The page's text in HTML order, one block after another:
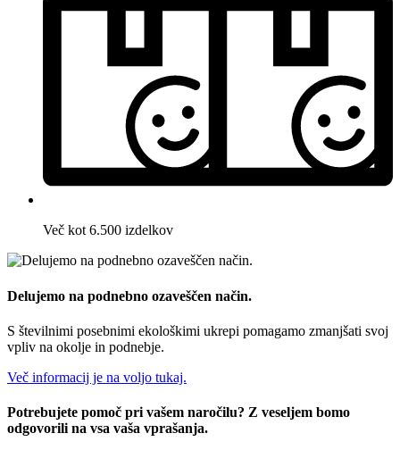
Več kot 6.500 izdelkov
Delujemo na podnebno ozaveščen način.
S številnimi posebnimi ekološkimi ukrepi pomagamo zmanjšati svoj
vpliv na okolje in podnebje.
Več informacij je na voljo tukaj.
Potrebujete pomoč pri vašem naročilu? Z veseljem bomo
odgovorili na vsa vaša vprašanja.